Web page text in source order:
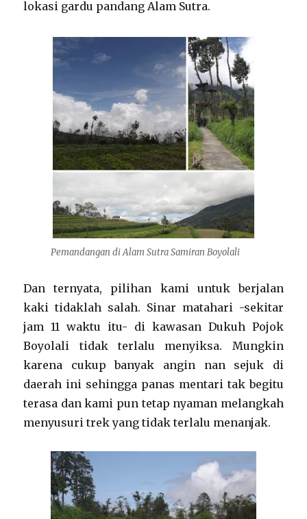
lokasi gardu pandang Alam Sutra.
Pemandangan di Alam Sutra Samiran Boyolali
Dan ternyata, pilihan kami untuk berjalan
kaki tidaklah salah. Sinar matahari -sekitar
jam 11 waktu itu- di kawasan Dukuh Pojok
Boyolali tidak terlalu menyiksa. Mungkin
karena cukup banyak angin nan sejuk di
daerah ini sehingga panas mentari tak begitu
terasa dan kami pun tetap nyaman melangkah
menyusuri trek yang tidak terlalu menanjak.